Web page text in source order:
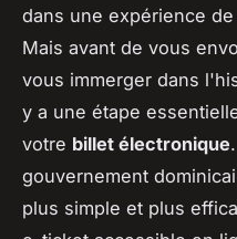
dans une expérience
Mais avant de vous
vous immerger dans
y a une étape
votre billet électronique
gouvernement
plus simple et plus